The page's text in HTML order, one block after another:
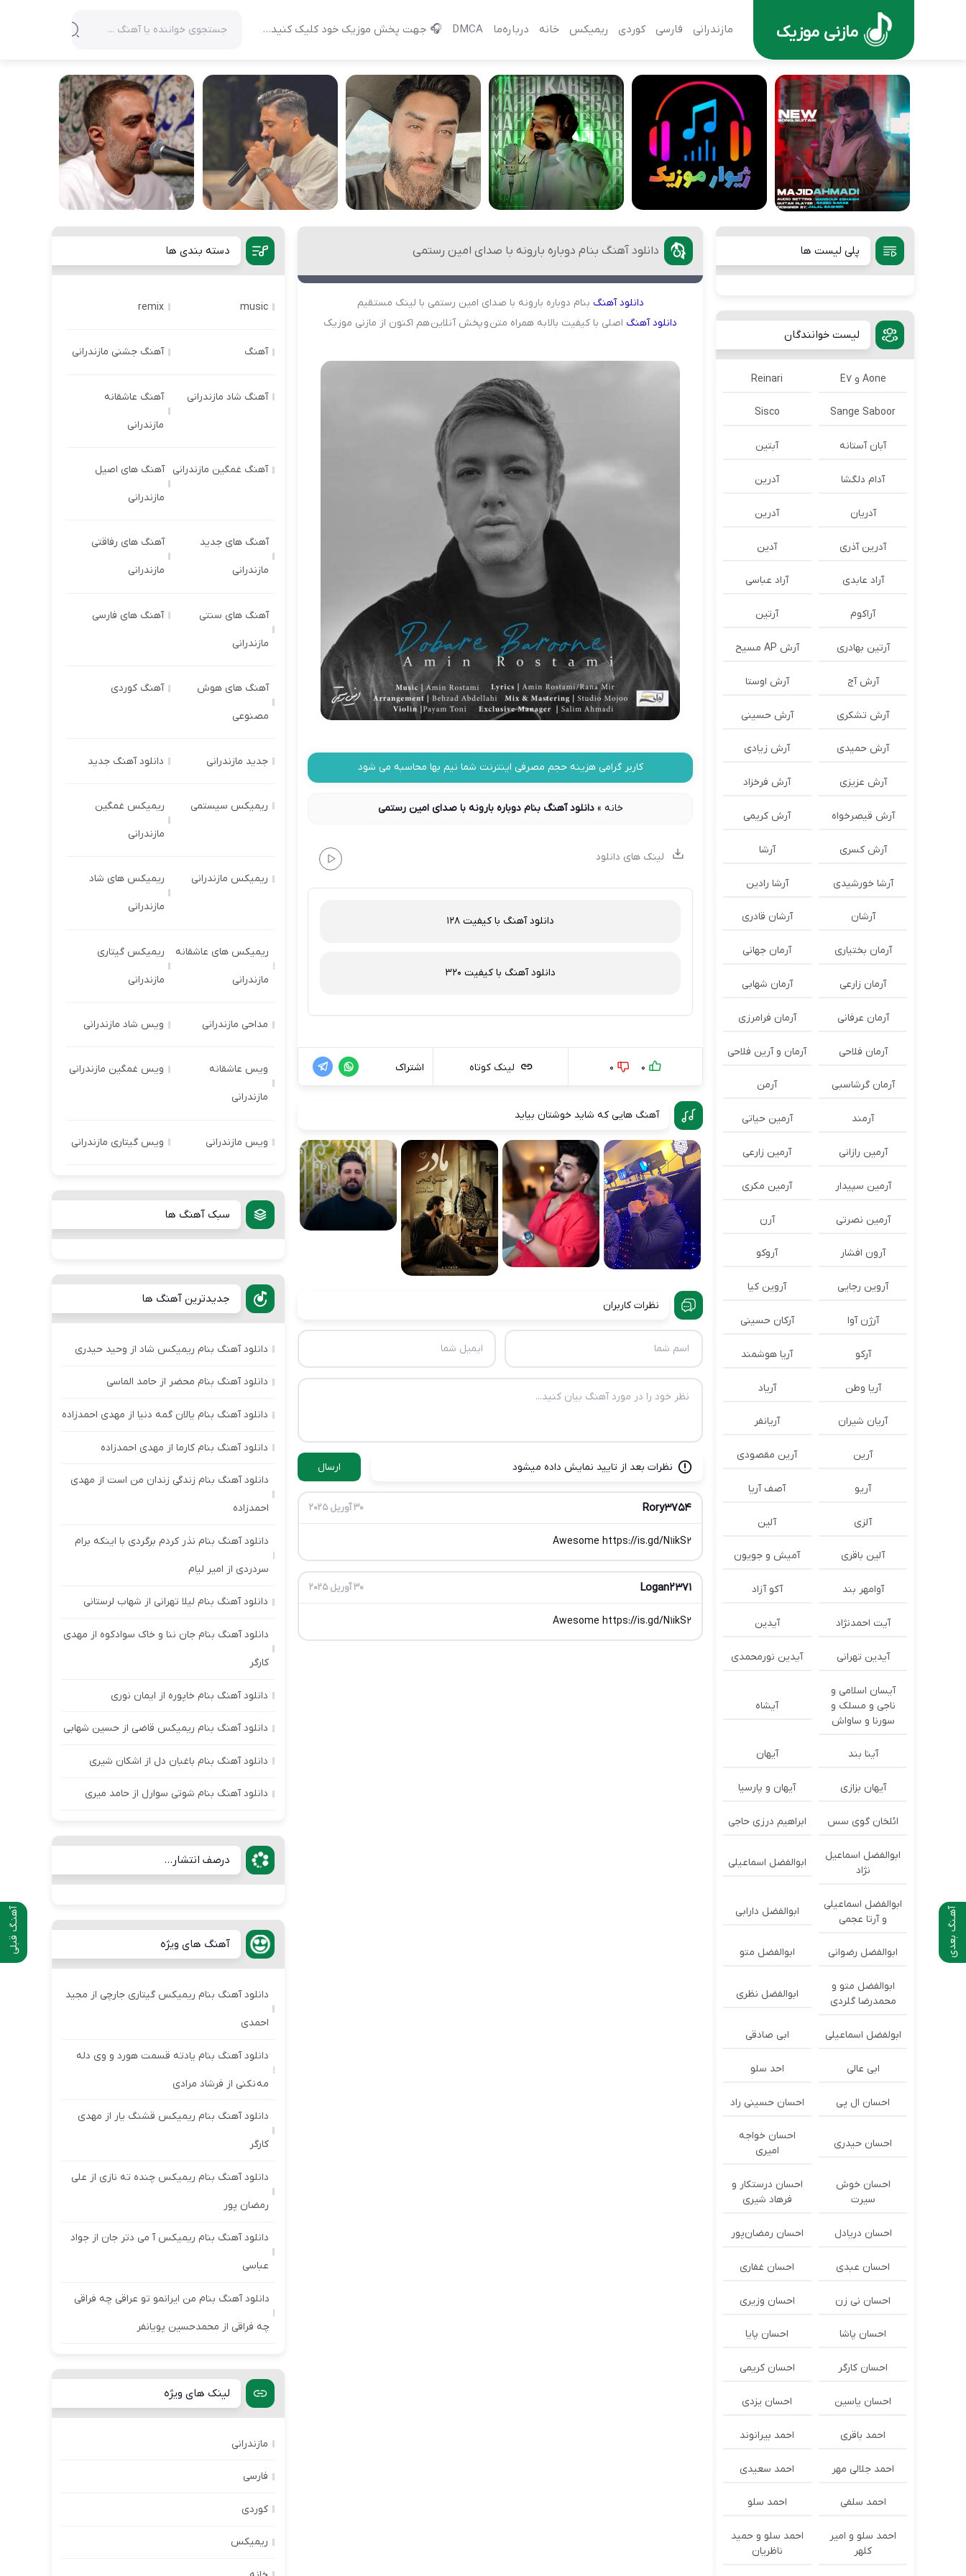
مازنی موزیک مازندرانی فارسی کوردی ریمیکس خانه درباره‌‌ما DMCA 🎧 جهت پخش موزیک خود کلیک کنید…
آهنـگ قبلی آهـنگ بعدی
دانلود آهنگ بنام دوباره بارونه با صدای امین رستمی
دانلودآهنگ بنام دوباره بارونه با صدای امین رستمی با لینک مستقیم
دانلودآهنگ اصلی با کیفیت بالا به همراه متن و پخش آنلاین هم اکنون از مازنی موزیک
کاربر گرامی هزینه حجم مصرفی اینترنت شما نیم بها محاسبه می شود
خانه »دانلود آهنگ بنام دوباره بارونه با صدای امین رستمی
لینک های دانلود
دانلود آهنگ با کیفیت 128
دانلود آهنگ با کیفیت 320
0
0 لینک کوتاه اشتراک
آهنگ هایی که شاید خوشتان بیاید
نظرات کاربران
نظرات بعد از تایید نمایش داده میشود ارسال
Rory3754 30 آوریل 2025
Awesome https://is.gd/N1ikS2
Logan2371 30 آوریل 2025
Awesome https://is.gd/N1ikS2
پلی لیست ها
لیست خوانندگان
Aone و E7 Reinari
Sange Saboor
Sisco
آبان آستانه آبتین
آدام دلگشا آدرين
آدریان آدرین
آدرین آذری آدین
آراد عابدی آراد عباسی
آراکوم آرتین
آرتین بهادری آرش AP مسیح
آرش آج آرش اوستا
آرش تشکری آرش حسینی
آرش حمیدی آرش زیادی
آرش عزیزی آرش فرخزاد
آرش قیصرخواه آرش کریمی
آرش کسری آرشا
آرشا خورشیدی آرشا رادین
آرشان آرشان قادری
آرمان بختیاری آرمان جهانی
آرمان زارعی آرمان شهابی
آرمان عرفانی آرمان فرامرزی
آرمان فلاحی آرمان و آرین فلاحی
آرمان گرشاسبی آرمن
آرمند آرمین حیاتی
آرمین رازانی آرمین زارعی
آرمین سپیدار آرمین مکری
آرمین نصرتی آرن
آرون افشار آروکو
آروین رجایی آروین کیا
آرژن آوا آرکان حسینی
آرکو آریا هوشمند
آریا وطن آریاد
آریان شیران آریانفر
آرین آرین مقصودی
آریو آصف آریا
آلزی آلین
آلین باقری آمیش و جویون
آوامهر بند آکو آزاد
آیت احمدنژاد آیدین
آیدین تهرانی آیدین نورمحمدی
آیسان اسلامی و
ناجی و مسلک و
سورنا و ساواش
آیشاه
آینا بند آیهان
آیهان بزازی آیهان و پارسیا
ائلخان گوی سس ابراهیم درزی حاجی
ابوالفضل اسماعیل
نژاد
ابوالفضل اسماعیلی
ابوالفضل اسماعیلی
و آرتا عجمی
ابوالفضل دارابی
ابوالفضل رضوانی ابوالفضل متو
ابوالفضل متو و
محمدرضا گلردی
ابوالفضل نظری
ابولفضل اسماعیلی ابی صادقی
ابی عالی احد سلو
احسان ال پی احسان حسینی راد
احسان حیدری
احسان خواجه
امیری
احسان خوش
سیرت
احسان درستكار و
فرهاد شيرى
احسان دریادل احسان رمضان‌پور
احسان عبدی احسان غفاری
احسان نی زن احسان وزیری
احسان پاشا احسان پایا
احسان کارگر احسان کریمی
احسان یاسین احسان یزدی
احمد باقری احمد بیرانوند
احمد جلالی مهر احمد سعیدی
احمد سلفی احمد سلو
احمد سلو و امیر
کلهر
احمد سلو و حمید
ناظریان
دسته بندی ها
music
remix
آهنگ آهنگ جشنی مازندرانی
آهنگ شاد مازندرانی آهنگ عاشقانه
مازندرانی
آهنگ غمگین مازندرانی آهنگ های اصیل
مازندرانی
آهنگ های جدید
مازندرانی
آهنگ های رفاقتی
مازندرانی
آهنگ های سنتی
مازندرانی
آهنگ های فارسی
آهنگ های هوش
مصنوعی
آهنگ کوردی
جدید مازندرانی دانلود آهنگ جدید
ریمیکس سیستمی ریمیکس غمگین
مازندرانی
ریمیکس مازندرانی ریمیکس های شاد
مازندرانی
ریمیکس های عاشقانه
مازندرانی
ریمیکس گیتاری
مازندرانی
مداحی مازندرانی ویس شاد مازندرانی
ویس عاشقانه
مازندرانی
ویس غمگین مازندرانی
ویس مازندرانی ویس گیتاری مازندرانی
سبک آهنگ ها
جدیدترین آهنگ ها
دانلود آهنگ بنام ریمیکس شاد از وحید حیدری
دانلود آهنگ بنام محضر از حامد الماسی
دانلود آهنگ بنام یالان گمه دنیا از مهدی احمدزاده
دانلود آهنگ بنام کارما از مهدی احمدزاده
دانلود آهنگ بنام زندگی زندان من است از مهدی
احمدزاده
دانلود آهنگ بنام نذر کردم برگردی با اینکه برام
سردردی از امیر لیام
دانلود آهنگ بنام لیلا تهرانی از شهاب لرستانی
دانلود آهنگ بنام جان ننا و خاک سوادکوه از مهدی
کارگر
دانلود آهنگ بنام خاپوره از ایمان نوری
دانلود آهنگ بنام ریمیکس قاضی از حسین شهابی
دانلود آهنگ بنام باغبان دل از اشکان شیری
دانلود آهنگ بنام شوتی سوارل از حامد میری
درصف انتشار...
آهنگ های ویژه
دانلود آهنگ بنام ریمیکس گیتاری جارچی از مجید
احمدی
دانلود آهنگ بنام یادته قسمت هورد و وی دله
مه نکنی از فرشاد مرادی
دانلود آهنگ بنام ریمیکس قشنگ یار از مهدی
کارگر
دانلود آهنگ بنام ریمیکس چنده ته نازی از علی
رمضان پور
دانلود آهنگ بنام ریمیکس آ می دتر جان از جواد
عباسی
دانلود آهنگ بنام من ایرانمو تو عراقی چه فراقی
چه فراقی از محمدحسین پویانفر
لینک های ویژه
مازندرانی
فارسی
کوردی
ریمیکس